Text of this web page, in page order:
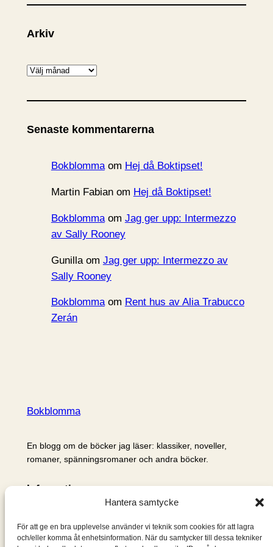
Hantera samtycke
För att ge en bra upplevelse använder vi teknik som cookies för att lagra
och/eller komma åt enhetsinformation. När du samtycker till dessa tekniker
Arkiv
A
k
v
Senaste kommentarerna
Bokblommaom Hej då Boktipset!
Martin Fabianom Hej då Boktipset!
Bokblommaom Jag ger upp: Intermezzo
av Sally Rooney
Gunillaom Jag ger upp: Intermezzo av
Sally Rooney
Bokblommaom Rent hus av Alia Trabucco
Zerán
Bokblomma
En blogg om de böcker jag läser: klassiker, noveller,
romaner, spänningsromaner och andra böcker.
Information
Om mig & om bloggen
S